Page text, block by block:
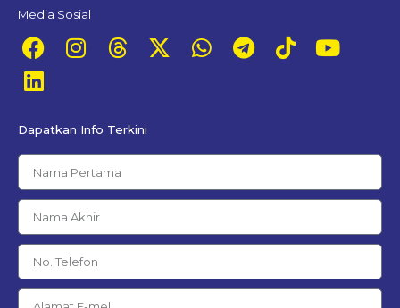
Media Sosial
Dapatkan Info Terkini